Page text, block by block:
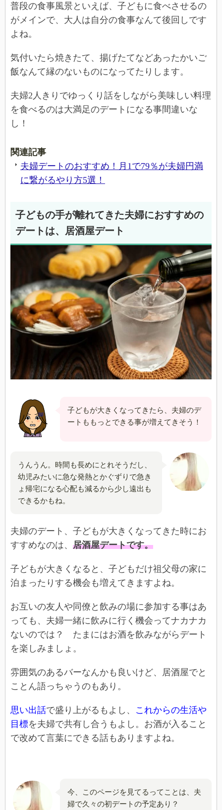
普段の食事風景といえば、子どもに食べさせるの
がメインで、大人は自分の食事なんて後回しです
よね。
気付いたら焼きたて、揚げたてなどあったかいご
飯なんて縁のないものになってたりします。
夫婦2人きりでゆっくり話をしながら美味しい料理
を食べるのは大満足のデートになる事間違いな
し！
関連記事
夫婦デートのおすすめ！月1で79％が夫婦円満
に繋がるやり方5選！
子どもの手が離れてきた夫婦におすすめの
デートは、居酒屋デート
子どもが大きくなってきたら、夫婦のデ
ートももっとできる事が増えてきそう！
うんうん。時間も長めにとれそうだし、
幼児みたいに急な発熱とかぐずりで急き
ょ帰宅になる心配も減るから少し遠出も
できるかもね。
夫婦のデート、子どもが大きくなってきた時にお
すすめなのは、 居酒屋デートです。
子どもが大きくなると、子どもだけ祖父母の家に
泊まったりする機会も増えてきますよね。
お互いの友人や同僚と飲みの場に参加する事はあ
っても、夫婦一緒に飲みに行く機会ってナカナカ
ないのでは？ たまにはお酒を飲みながらデート
を楽しみましょ。
雰囲気のあるバーなんかも良いけど、居酒屋でと
ことん語っちゃうのもあり。
思い出話で盛り上がるもよし、 これからの生活や
目標を夫婦で共有し合うもよし。お酒が入ること
で改めて言葉にできる話もありますよね。
今、このページを見てるってことは、夫
婦で久々の初デートの予定あり？